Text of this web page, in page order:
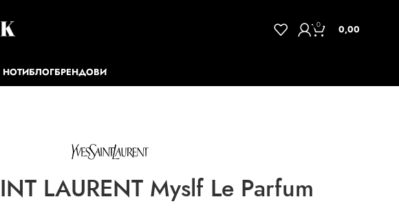
0 0,00
БЛОГБРЕНДОВИ
LAURENT Myslf Le Parfum